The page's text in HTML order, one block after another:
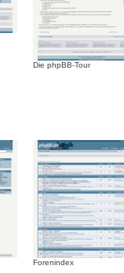
Die phpBB-Tour
Forenindex